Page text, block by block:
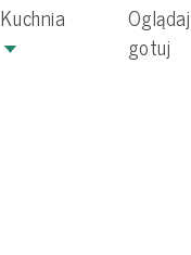
Kuchnia
gotuj